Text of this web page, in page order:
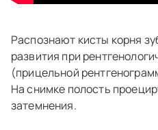
Распознают кисты корня
развития при
(прицельной
На снимке полость
затемнения.